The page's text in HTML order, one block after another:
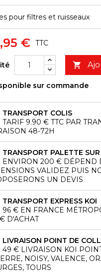
pour filtres et ruisseaux
€ TTC

sur commande
TRANSPORT COLIS
TARIF 9.90 € TTC PAR
48-72H
TRANSPORT PALETTE
ENVIRON 200 € DÉPEND
VALIDEZ PUIS
UN DEVIS
TRANSPORT EXPRESS KOI
96 € EN FRANCE
D'ACHAT
LIVRAISON POINT DE
49 € LIVRAISON KOI
NOISY, VALENCE,
TOURS